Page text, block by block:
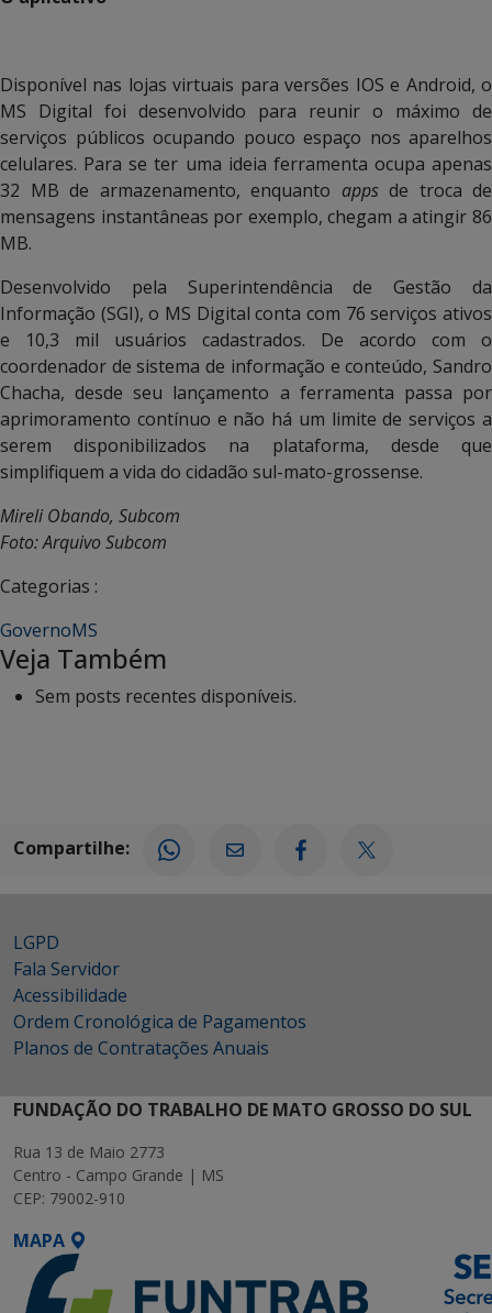
Disponível nas lojas virtuais para versões IOS e Android, o
MS Digital foi desenvolvido para reunir o máximo de
serviços públicos ocupando pouco espaço nos aparelhos
celulares. Para se ter uma ideia ferramenta ocupa apenas
32 MB de armazenamento, enquanto appsde troca de
mensagens instantâneas por exemplo, chegam a atingir 86
MB.
Desenvolvido pela Superintendência de Gestão da
Informação (SGI), o MS Digital conta com 76 serviços ativos
e 10,3 mil usuários cadastrados. De acordo com o
coordenador de sistema de informação e conteúdo, Sandro
Chacha, desde seu lançamento a ferramenta passa por
aprimoramento contínuo e não há um limite de serviços a
serem disponibilizados na plataforma, desde que
simplifiquem a vida do cidadão sul-mato-grossense.
Mireli Obando, Subcom
Foto: Arquivo Subcom
Categorias :
GovernoMS
Veja Também
Sem posts recentes disponíveis.
Compartilhe:
LGPD
Fala Servidor
Acessibilidade
Ordem Cronológica de Pagamentos
Planos de Contratações Anuais
FUNDAÇÃO DO TRABALHO DE MATO GROSSO DO SUL
Rua 13 de Maio 2773
Centro - Campo Grande | MS
CEP: 79002-910
MAPA